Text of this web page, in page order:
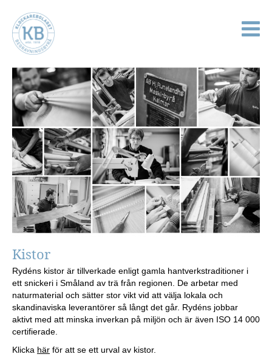
Kistor
Rydéns kistor är tillverkade enligt gamla hantverkstraditioner i
ett snickeri i Småland av trä från regionen. De arbetar med
naturmaterial och sätter stor vikt vid att välja lokala och
skandinaviska leverantörer så långt det går. Rydéns jobbar
aktivt med att minska inverkan på miljön och är även ISO 14 000
certifierade.
Klicka här för att se ett urval av kistor.